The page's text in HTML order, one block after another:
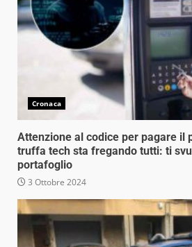
Cronaca
Attenzione al codice per pagare il
truffa tech sta fregando tutti: ti
portafoglio
3 Ottobre 2024